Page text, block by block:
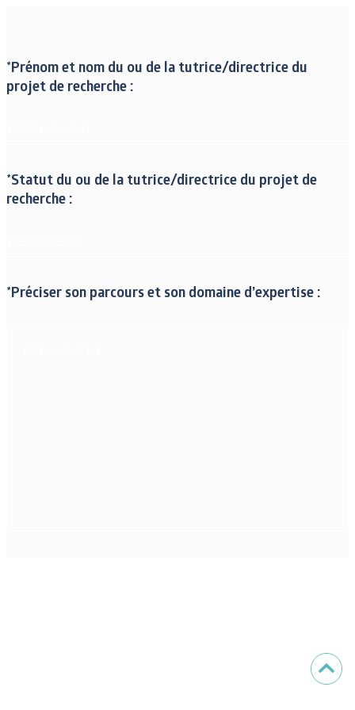
*Prénom et nom du ou de la tutrice/directrice du
projet de recherche :
*Statut du ou de la tutrice/directrice du projet de
recherche :
*Préciser son parcours et son domaine d’expertise :